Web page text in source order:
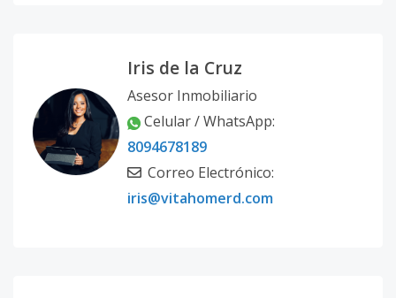
Iris de la Cruz
Asesor Inmobiliario
Celular / WhatsApp:
8094678189
Correo Electrónico:
iris@vitahomerd.com